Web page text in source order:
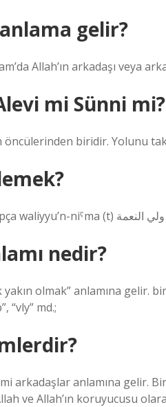
gelir?
Allah’ın arkadaşı veya
mi Sünni mi?
biridir. Yolunu
nedir?
olmak” anlamına gelir.
“vly” md.;
arkadaşlar anlamına gelir.
ve Allah’ın koruyucusu